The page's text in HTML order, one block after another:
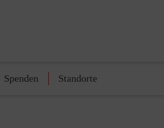
Spenden Standorte